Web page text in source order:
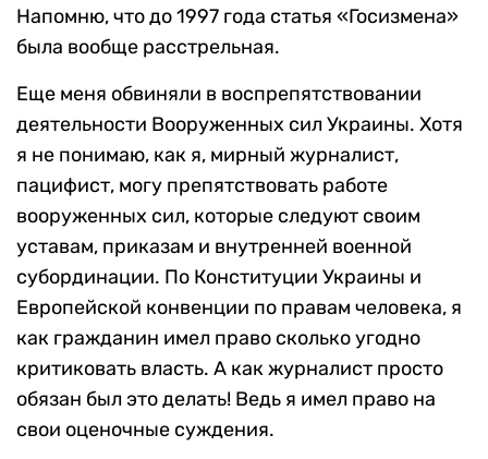
Напомню, что до 1997 года статья «Госизмена»
была вообще расстрельная.
Еще меня обвиняли в воспрепятствовании
деятельности Вооруженных сил Украины. Хотя
я не понимаю, как я, мирный журналист,
пацифист, могу препятствовать работе
вооруженных сил, которые следуют своим
уставам, приказам и внутренней военной
субординации. По Конституции Украины и
Европейской конвенции по правам человека, я
как гражданин имел право сколько угодно
критиковать власть. А как журналист просто
обязан был это делать! Ведь я имел право на
свои оценочные суждения.